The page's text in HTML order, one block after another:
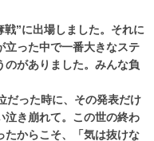
戦”に出場しました。それに
立った中で一番大きなステ
のがありました。みんな負
だった時に、その発表だけ
泣き崩れて。この世の終わ
たからこそ、「気は抜けな